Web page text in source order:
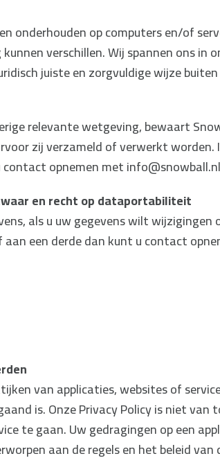
onderhouden op computers en/of
verschillen. Wij spannen ons
juiste en zorgvuldige wijze
relevante wetgeving, bewaart
zij verzameld of verwerkt
opnemen met
en recht op dataportabiliteit
als u uw gegevens wilt
een derde dan kunt u contact
van applicaties, websites of
is. Onze Privacy Policy is niet
te gaan. Uw gedragingen op een
aan de regels en het beleid van